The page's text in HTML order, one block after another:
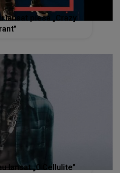
lansat piesa „Crazy
lansat „0 Cellulite”